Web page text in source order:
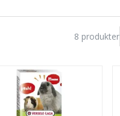
8 produkter